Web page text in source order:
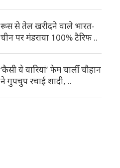
रूस से तेल खरीदने वाले भारत-
चीन पर मंडराया 100% टैरिफ ..
‘कैसी ये यारियां’ फेम चार्ली चौहान
ने गुपचुप रचाई शादी, ..